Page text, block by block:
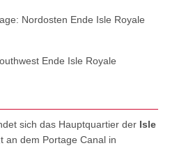
Nordosten Ende Isle Royale
Ende Isle Royale
sich das Hauptquartier der Isle
an dem Portage Canal in